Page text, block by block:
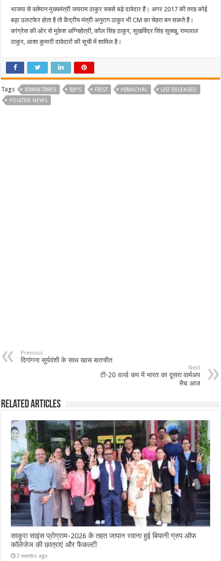
भाजपा से वर्तमान मुख्यमंत्री जयराम ठाकुर सबसे बड़े दावेदार हैं। अगर 2017 की तरह कोई
बड़ा उलटफेर होता है तो केंद्रीय मंत्री अनुराग ठाकुर भी CM का चेहरा बन सकते हैं।
कांग्रेस की ओर से मुकेश अग्निहोत्री, कौल सिंह ठाकुर, सुखविंद्र सिंह सुक्खू, रामलाल
ठाकुर, आशा कुमारी दावेदारों की सूची में शामिल है।
Tags BIYANI TIMES BJP'S FIRST HIMACHAL
LIST RELEASED
POSITIVE NEWS
Previous
दिगांगना सूर्यवंशी के साथ खास बातचीत
Next
टी-20 वर्ल्ड कप में भारत का दूसरा वार्मअप
मैच आज
Related Articles
साकुरा साइंस प्रोग्राम-2026 के तहत जापान रवाना हुई बियानी ग्रुप ऑफ
कॉलेजेज की छात्राएं और फैकल्टी
2 weeks ago